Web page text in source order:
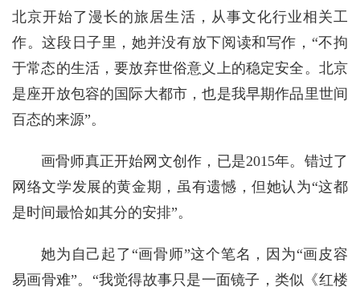
北京开始了漫长的旅居生活，从事文化行业相关工
作。这段日子里，她并没有放下阅读和写作，“不拘
于常态的生活，要放弃世俗意义上的稳定安全。北京
是座开放包容的国际大都市，也是我早期作品里世间
百态的来源”。
画骨师真正开始网文创作，已是2015年。错过了
网络文学发展的黄金期，虽有遗憾，但她认为“这都
是时间最恰如其分的安排”。
她为自己起了“画骨师”这个笔名，因为“画皮容
易画骨难”。“我觉得故事只是一面镜子，类似《红楼